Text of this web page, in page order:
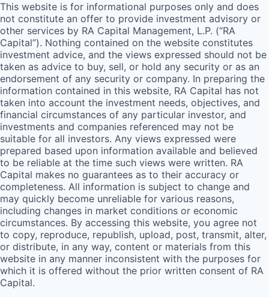
This website is for informational purposes only and does
not constitute an offer to provide investment advisory or
other services by RA Capital Management, L.P. (“RA
Capital”). Nothing contained on the website constitutes
investment advice, and the views expressed should not be
taken as advice to buy, sell, or hold any security or as an
endorsement of any security or company. In preparing the
information contained in this website, RA Capital has not
taken into account the investment needs, objectives, and
financial circumstances of any particular investor, and
investments and companies referenced may not be
suitable for all investors. Any views expressed were
prepared based upon information available and believed
to be reliable at the time such views were written. RA
Capital makes no guarantees as to their accuracy or
completeness. All information is subject to change and
may quickly become unreliable for various reasons,
including changes in market conditions or economic
circumstances. By accessing this website, you agree not
to copy, reproduce, republish, upload, post, transmit, alter,
or distribute, in any way, content or materials from this
website in any manner inconsistent with the purposes for
which it is offered without the prior written consent of RA
Capital.